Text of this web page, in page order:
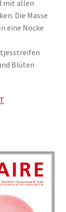
mit allen
Die Masse
eine Nocke
Blüten